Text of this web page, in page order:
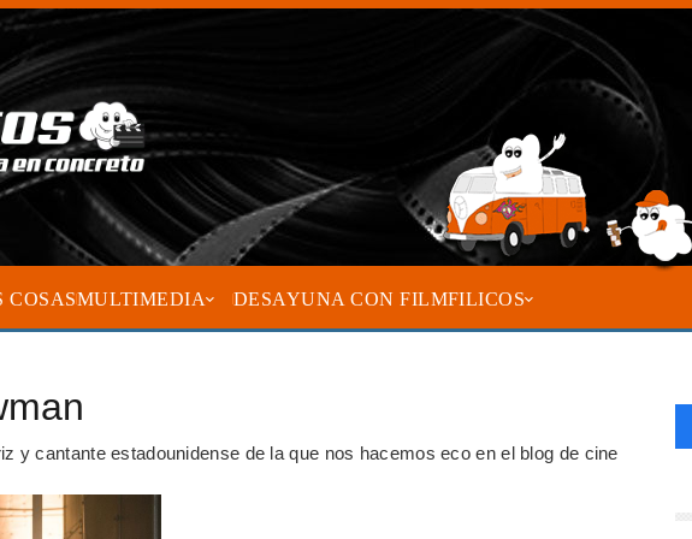
COSASMULTIMEDIA DESAYUNA CON FILMFILICOS
y cantante estadounidense de la que nos hacemos eco en el blog de cine